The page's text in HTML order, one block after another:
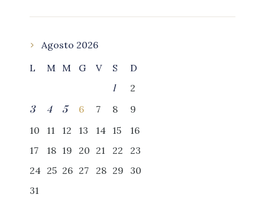
Agosto 2026
L
M M G V S
D
1
2
3
4 5 6 7 8
9
10
11 12 13 14 15
16
17
18 19 20 21 22
23
24 25 26 27 28 29
30
31